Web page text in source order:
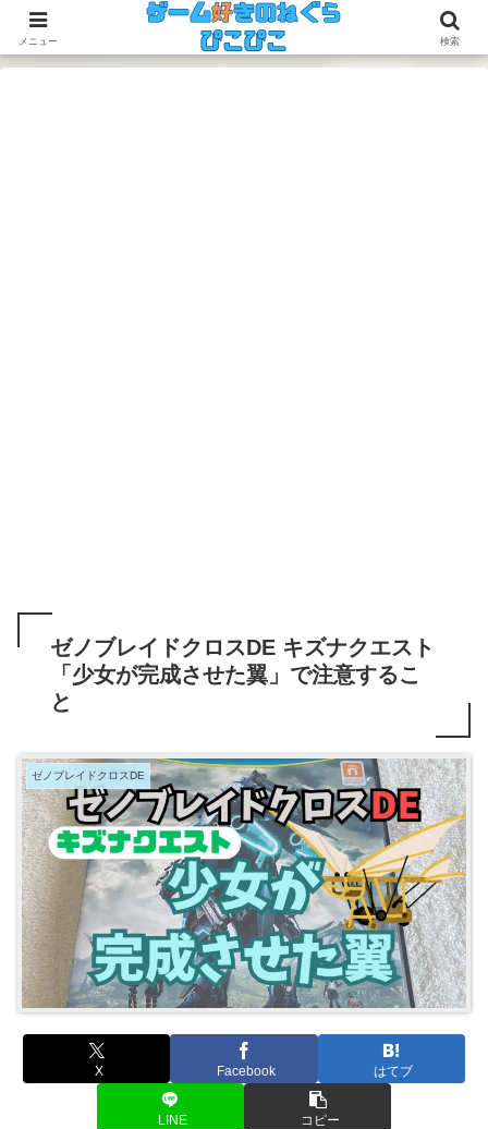
今のゲームも昔のゲームも面白い！
ゼノブレイドクロスDE キズナクエスト
「少女が完成させた翼」で注意するこ
と
ゼノブレイドクロスDE
X Facebook はてブ
LINE コピー
メニュー 検索